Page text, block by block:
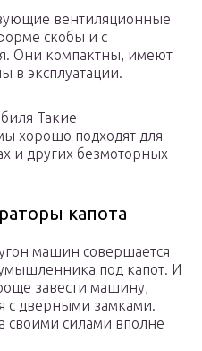
вентиляционные
скобы и с
Они компактны, имеют
в эксплуатации.
Такие
хорошо подходят для
и других безмоторных
капота
машин совершается
под капот. И
завести машину,
с дверными замками.
своими силами вполне